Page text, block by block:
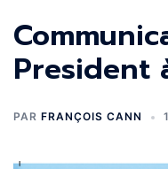
President
PAR FRANÇOIS CANN